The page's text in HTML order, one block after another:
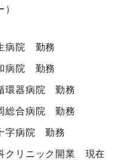
病院 勤務
病院 勤務
環器病院 勤務
総合病院 勤務
字病院 勤務
クリニック開業 現在